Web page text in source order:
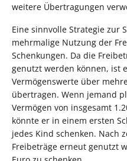
weitere Übertragungen
Eine sinnvolle Strategie zur
mehrmalige Nutzung der
Schenkungen. Da die
genutzt werden können, ist
Vermögenswerte über
übertragen. Wenn jemand
Vermögen von insgesamt
könnte er in einem ersten
jedes Kind schenken. Nach
Freibeträge erneut genutzt